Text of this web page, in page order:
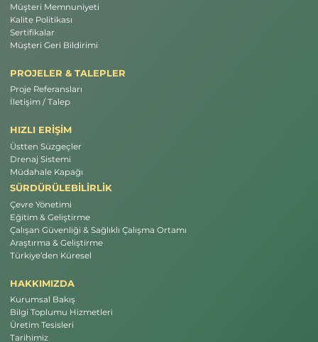
Müşteri Memnuniyeti
Kalite Politikası
Sertifikalar
Müşteri Geri Bildirimi
PROJELER & TALEPLER
Proje Referansları
İletişim / Talep
HIZLI ERİŞİM
Üstten Süzgeçler
Drenaj Sistemi
Müdahale Kapağı
SÜRDÜRÜLEBİLİRLİK
Çevre Yönetimi
Eğitim & Geliştirme
Çalışan Güvenliği & Sağlıklı Çalışma Ortamı
Araştırma & Geliştirme
Türkiye’den Küresel
HAKKIMIZDA
Kurumsal Bakış
Bilgi Toplumu Hizmetleri
Üretim Tesisleri
Tarihimiz